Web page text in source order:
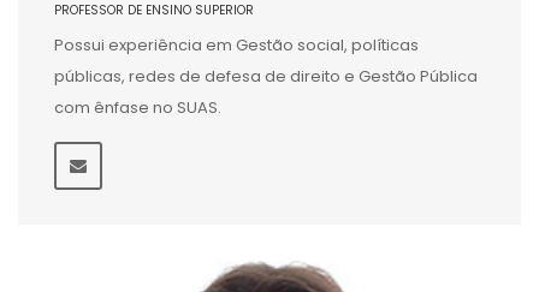
PROFESSOR DE ENSINO SUPERIOR
Possui experiência em Gestão social, políticas
públicas, redes de defesa de direito e Gestão Pública
com ênfase no SUAS.